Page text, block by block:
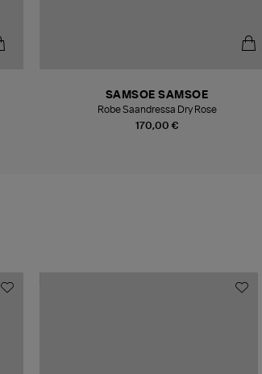
170,00 €
SAMSOE SAMSOE
Robe Saandressa Dry Rose